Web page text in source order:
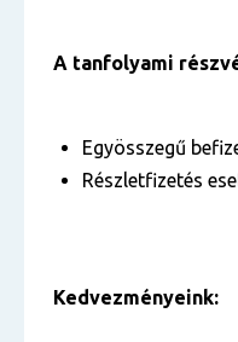
A tanfolyami
Egyösszegű
Részletfizetés
Kedvezményeink: